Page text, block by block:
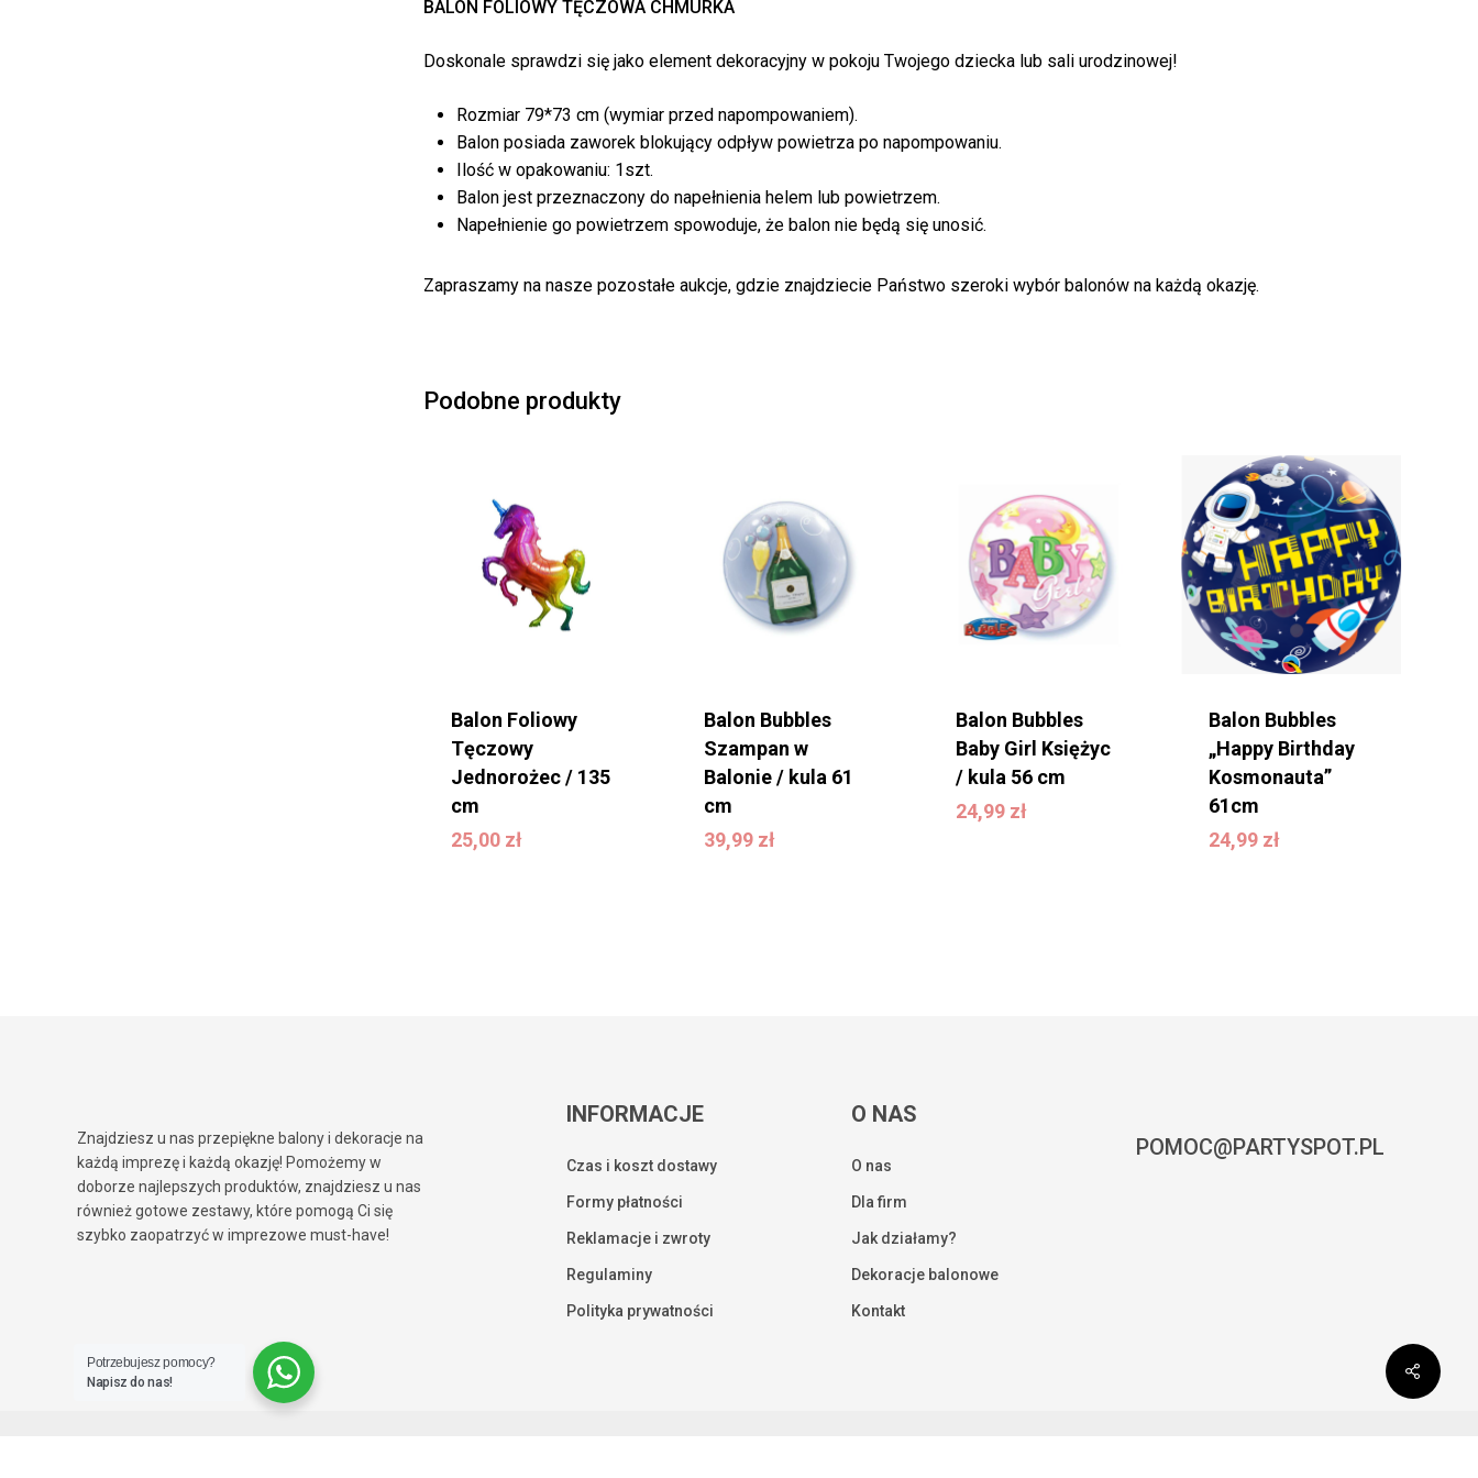
Kwota:
BALON FOLIOWY TĘCZOWA CHMURKA
Doskonale sprawdzi się jako element dekoracyjny w pokoju Twojego dziecka lub sali urodzinowej!
Rozmiar 79*73 cm (wymiar przed napompowaniem).
Balon posiada zaworek blokujący odpływ powietrza po napompowaniu.
Ilość w opakowaniu: 1szt.
Balon jest przeznaczony do napełnienia helem lub powietrzem.
Napełnienie go powietrzem spowoduje, że balon nie będą się unosić.
Zapraszamy na nasze pozostałe aukcje, gdzie znajdziecie Państwo szeroki wybór balonów na każdą okazję.
Podobne produkty
Balon Foliowy
Tęczowy
Jednorożec / 135
cm
25,00 zł
25,00
Balon Bubbles
Szampan w
Balonie / kula 61
cm
39,99 zł
39,99
Balon Bubbles
Baby Girl Księżyc
/ kula 56 cm
24,99 zł
24,99zł
Balon Bubbles
„Happy Birthday
Kosmonauta”
61cm
24,99 zł
24,99
Znajdziesz u nas przepiękne balony i dekoracje na
każdą imprezę i każdą okazję! Pomożemy w
doborze najlepszych produktów, znajdziesz u nas
również gotowe zestawy, które pomogą Ci się
szybko zaopatrzyć w imprezowe must-have!
INFORMACJE
Czas i koszt dostawy
Formy płatności
Reklamacje i zwroty
Regulaminy
Polityka prywatności
O NAS
O nas
Dla firm
Jak działamy?
Dekoracje balonowe
Kontakt
POMOC@PARTYSPOT.PL
Potrzebujesz pomocy?
Napisz do nas!